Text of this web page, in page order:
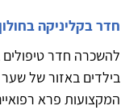
חדר בקליניקה
להשכרה חדר טיפולים
בילדים באזור של
המקצועות פרא